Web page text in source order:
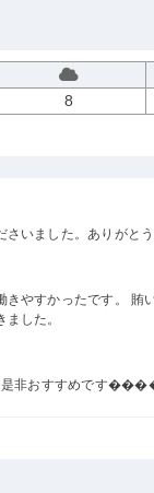
8
いました。ありがと
やすかったです。 賄
した。
是非おすすめです